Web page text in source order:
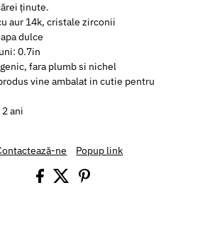
ținute.
aur 14k, cristale zirconii
dulce
0.7in
fara plumb si nichel
vine ambalat in cutie pentru
ani
ne Popup link